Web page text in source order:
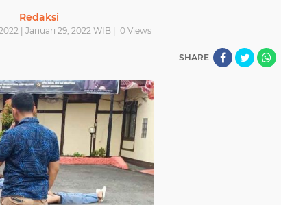
Redaksi
| Januari 29, 2022 WIB | 0 Views
SHARE